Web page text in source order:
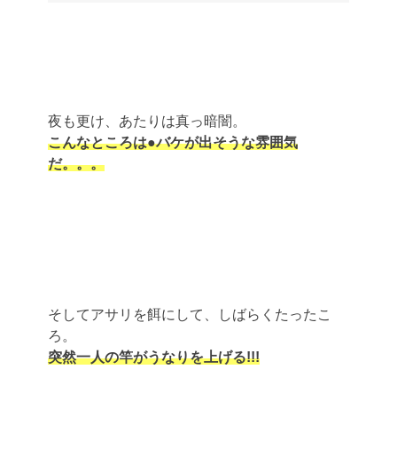
夜も更け、あたりは真っ暗闇。
こんなところは●バケが出そうな雰囲気
だ。。。
そしてアサリを餌にして、しばらくたったこ
ろ。
突然一人の竿がうなりを上げる!!!